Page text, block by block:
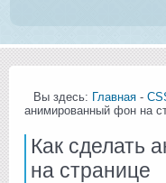
Вы здесь: Главная -
анимированный фон на
Как сделать
на странице